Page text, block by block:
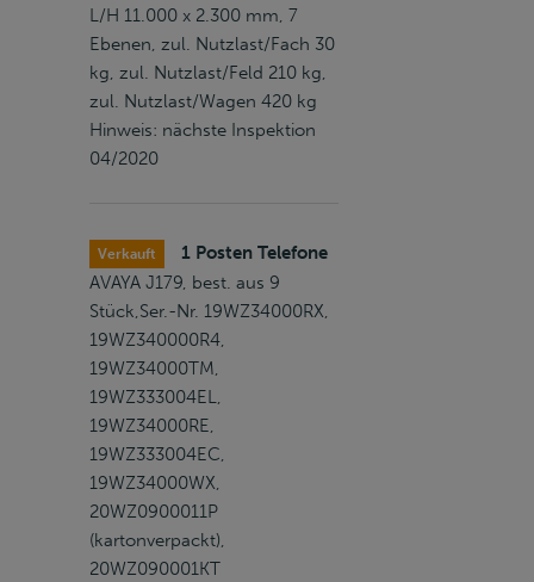
L/H 11.000 x 2.300 mm, 7
Ebenen, zul. Nutzlast/Fach 30
kg, zul. Nutzlast/Feld 210 kg,
zul. Nutzlast/Wagen 420 kg
Hinweis: nächste Inspektion
04/2020
Verkauft
1 Posten Telefone
AVAYA J179, best. aus 9
Stück,Ser.-Nr. 19WZ34000RX,
19WZ340000R4,
19WZ34000TM,
19WZ333004EL,
19WZ34000RE,
19WZ333004EC,
19WZ34000WX,
20WZ0900011P
(kartonverpackt),
20WZ090001KT